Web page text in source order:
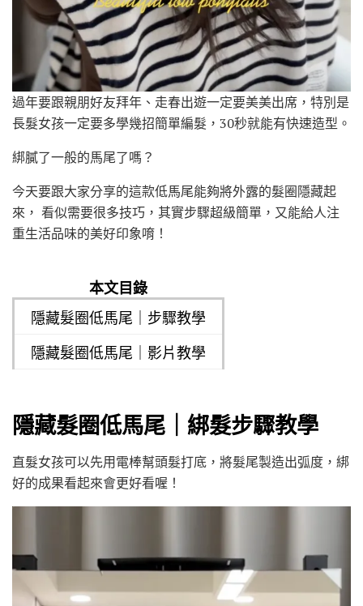
過年要跟親朋好友拜年、走春出遊一定要美美出席，特別是
長髮女孩一定要多學幾招簡單編髮，30秒就能有快速造型。
綁膩了一般的馬尾了嗎？
今天要跟大家分享的這款低馬尾能夠將外露的髮圈隱藏起
來， 看似需要很多技巧，其實步驟超級簡單，又能給人注
重生活品味的美好印象唷！
本文目錄
隱藏髮圈低馬尾｜步驟教學
隱藏髮圈低馬尾｜影片教學
隱藏髮圈低馬尾｜綁髮步驟教學
直髮女孩可以先用電棒幫頭髮打底，將髮尾製造出弧度，綁
好的成果看起來會更好看喔！